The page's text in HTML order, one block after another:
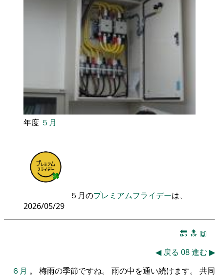
年度 ５月
５月のプレミアムフライデーは、
2026/05/29
🔚 🔝 📖
◀ 戻る 08進む ▶
６月 。 梅雨の季節ですね。 雨の中を通い続けます。 共同